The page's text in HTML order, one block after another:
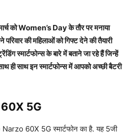
को Women’s Day के तौर पर मनाया
की महिलाओं को गिफ्ट देने की तैयारी
स्मार्टफोन्स के बारे में बताने जा रहे हैं जिन्हें
ही साथ इन स्मार्टफोन्स में आपको अच्छी बैटरी
5G
60X 5G स्मार्टफोन का है. यह 5जी